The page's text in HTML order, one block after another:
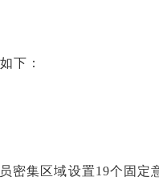
下：
密集区域设置19个固